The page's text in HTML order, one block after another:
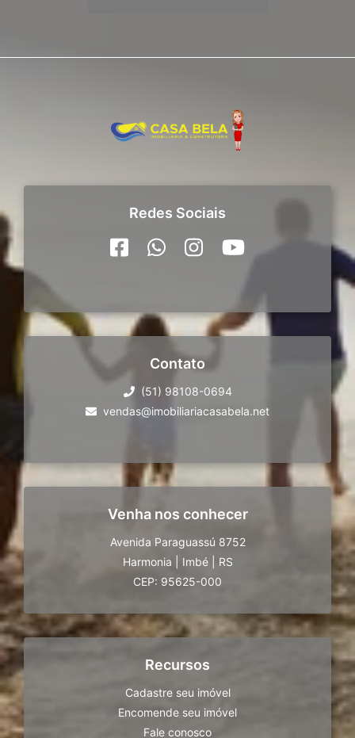
Redes Sociais
Contato
(51) 98108-0694
vendas@imobiliariacasabela.net
Venha nos conhecer
Avenida Paraguassú 8752
Harmonia
Imbé
RS
CEP: 95625-000
Recursos
Cadastre seu imóvel
Encomende seu imóvel
Fale conosco